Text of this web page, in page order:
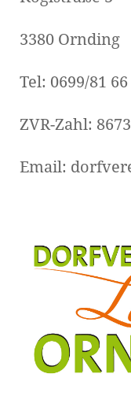
3380 Ornding
Tel: 0699/81 66
ZVR-Zahl:
Email: